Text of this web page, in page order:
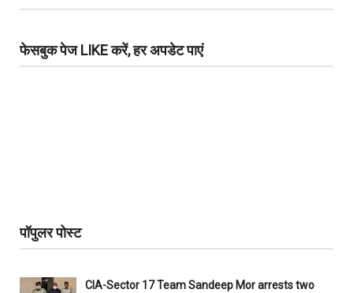
फेसबुक पेज LIKE करें, हर अपडेट पाएं
पॉपुलर पोस्ट
CIA-Sector 17 Team Sandeep Mor arrests two